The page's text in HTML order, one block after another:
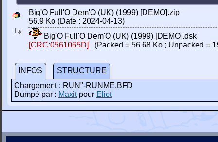
Big'O Full'O Dem'O (UK) (1999) [DEMO].zip
56.9 Ko (Date : 2024-04-13)
Big'O Full'O Dem'O (UK) (1999) [DEMO].dsk
[CRC:0561065D]
(Packed = 56.68 Ko ; Unpacked =
INFOS
STRUCTURE
Chargement : RUN"-RUNME.BFD
Dumpé par : Maxitpour Eliot